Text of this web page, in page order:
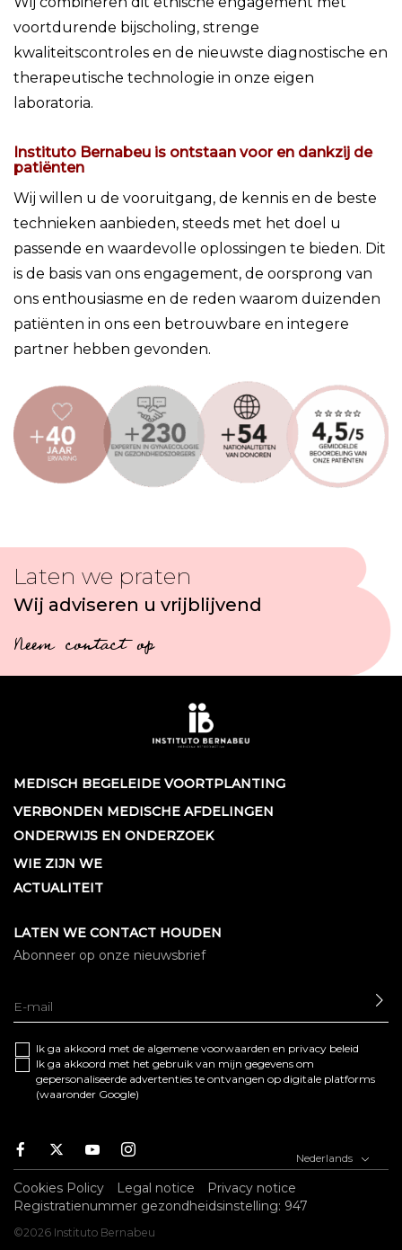
voortdurende bijscholing, strenge
kwaliteitscontroles en de nieuwste diagnostische en
therapeutische technologie in onze eigen
laboratoria.
Instituto Bernabeu is ontstaan voor en dankzij de
patiënten
Wij willen u de vooruitgang, de kennis en de beste
technieken aanbieden, steeds met het doel u
passende en waardevolle oplossingen te bieden. Dit
is de basis van ons engagement, de oorsprong van
ons enthousiasme en de reden waarom duizenden
patiënten in ons een betrouwbare en integere
partner hebben gevonden.
Laten we praten
Wij adviseren u vrijblijvend
Neem contact op
MEDISCH BEGELEIDE VOORTPLANTING
VERBONDEN MEDISCHE AFDELINGEN
ONDERWIJS EN ONDERZOEK
WIE ZIJN WE
ACTUALITEIT
LATEN WE CONTACT HOUDEN
Abonneer op onze nieuwsbrief
Ik ga akkoord met de algemene voorwaarden en privacy beleid
Ik ga akkoord met het gebruik van mijn gegevens om
gepersonaliseerde advertenties te ontvangen op digitale platforms
(waaronder Google)
Facebook
TwitterYoutubeInstagram Nederlands
Cookies Policy Legal notice
Privacy notice
Registratienummer gezondheidsinstelling: 947
©2026 Instituto Bernabeu